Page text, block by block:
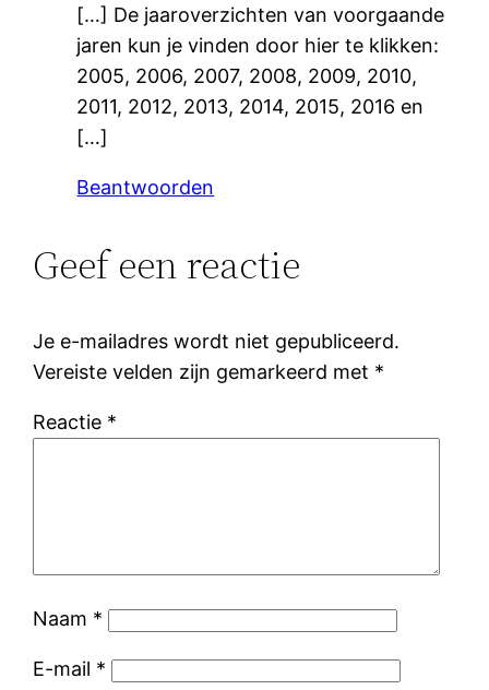
[…] De jaaroverzichten van voorgaande
jaren kun je vinden door hier te klikken:
2005, 2006, 2007, 2008, 2009, 2010,
2011, 2012, 2013, 2014, 2015, 2016 en
[…]
Beantwoorden
Geef een reactie
Je e-mailadres wordt niet gepubliceerd.
Vereiste velden zijn gemarkeerd met *
Reactie *
Naam *
E-mail *